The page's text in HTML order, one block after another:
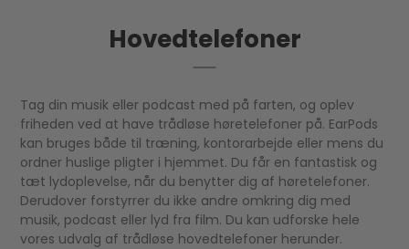
Hovedtelefoner
Tag din musik eller podcast med på farten, og oplev
friheden ved at have trådløse høretelefoner på. EarPods
kan bruges både til træning, kontorarbejde eller mens du
ordner huslige pligter i hjemmet. Du får en fantastisk og
tæt lydoplevelse, når du benytter dig af høretelefoner.
Derudover forstyrrer du ikke andre omkring dig med
musik, podcast eller lyd fra film. Du kan udforske hele
vores udvalg af trådløse hovedtelefoner herunder.